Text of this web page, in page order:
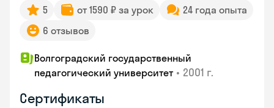
5 от 1590 ₽ за урок
24 года опыта
6 отзывов
Волгоградский государственный
педагогический университет • 2001 г.
Сертификаты